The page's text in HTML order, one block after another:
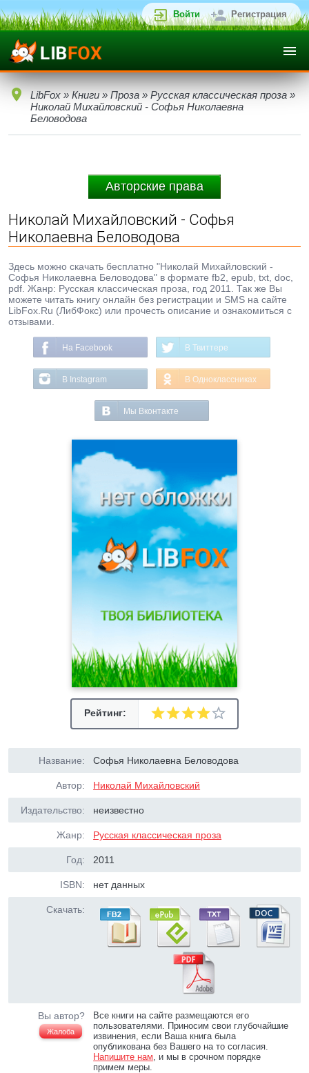
Войти Регистрация
LibFox » Книги » Проза » Русская классическая проза »
Николай Михайловский - Софья Николаевна
Беловодова
Авторские права
Николай Михайловский - Софья
Николаевна Беловодова
Здесь можно скачать бесплатно "Николай Михайловский -
Софья Николаевна Беловодова" в формате fb2, epub, txt, doc,
pdf. Жанр: Русская классическая проза, год 2011. Так же Вы
можете читать книгу онлайн без регистрации и SMS на сайте
LibFox.Ru (ЛибФокс) или прочесть описание и ознакомиться с
отзывами.
На Facebook В Твиттере
В Instagram В Одноклассниках
Мы Вконтакте
Рейтинг:
Название: Софья Николаевна Беловодова
Автор: Николай Михайловский
Издательство: неизвестно
Жанр: Русская классическая проза
Год: 2011
ISBN: нет данных
Скачать:
Вы автор?
Жалоба
Все книги на сайте размещаются его
пользователями. Приносим свои глубочайшие
извинения, если Ваша книга была
опубликована без Вашего на то согласия.
Напишите нам, и мы в срочном порядке
примем меры.